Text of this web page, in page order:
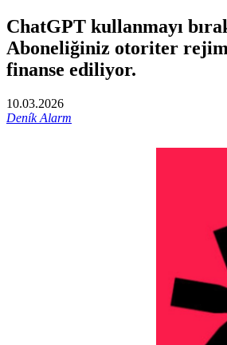
ChatGPT kullanmayı
Aboneliğiniz otoriter
finanse ediliyor.
10.03.2026
Deník Alarm